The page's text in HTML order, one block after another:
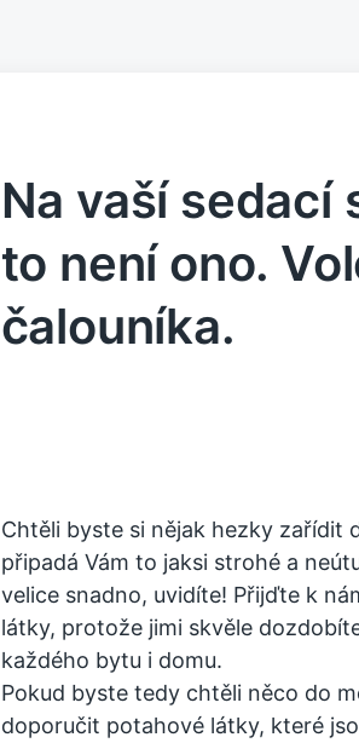
Na vaší sedací
to není ono.
čalouníka.
Chtěli byste si nějak hezky zařídit
připadá Vám to jaksi strohé a
velice snadno, uvidíte! Přijďte k
látky, protože jimi skvěle
každého bytu i domu.
Pokud byste tedy chtěli něco do
doporučit potahové látky, které